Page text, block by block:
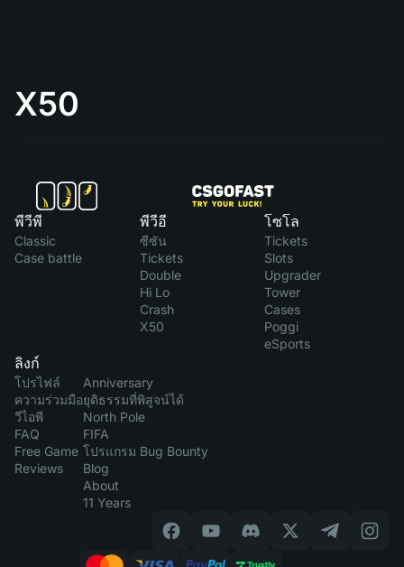
X50
พีวีพี
Classic
Case battle
พีวีอี
ซีซัน
Tickets
Double
Hi Lo
Crash
X50
โซโล
Tickets
Slots
Upgrader
Tower
Cases
Poggi
eSports
ลิงก์
โปรไฟล์
ความร่วมมือ
วีไอพี
FAQ
Free Game
Reviews
Anniversary
ยุติธรรมที่พิสูจน์ได้
North Pole
FIFA
โปรแกรม Bug Bounty
Blog
About
11 Years